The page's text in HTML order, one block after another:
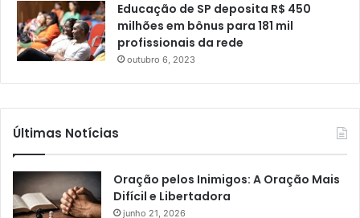
Educação de SP deposita R$ 450
milhões em bônus para 181 mil
profissionais da rede
outubro 6, 2023
Últimas Notícias
Oração pelos Inimigos: A Oração Mais
Difícil e Libertadora
junho 21, 2026